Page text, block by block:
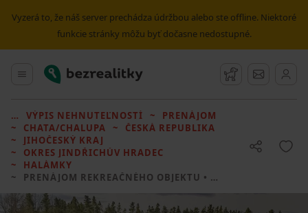
Vyzerá to, že náš server prechádza údržbou alebo ste offline. Niektoré
funkcie stránky môžu byť dočasne nedostupné.
Hlavné menu
Bezrealitky Strážny pes
Správy
VÝPIS NEHNUTEĽNOSTÍ
PRENÁJOM
CHATA/CHALUPA
ČESKÁ REPUBLIKA
JIHOČESKÝ KRAJ
OKRES JINDŘICHŮV HRADEC
HALÁMKY
PRENÁJOM REKREAČNÉHO OBJEKTU • 3 LOŽNICE BEZ REALITKY